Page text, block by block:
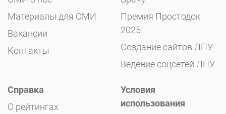
Материалы для СМИ
Вакансии
Контакты
Премия Простодок
2025
Создание сайтов ЛПУ
Ведение соцсетей ЛПУ
Справка
О рейтингах
Условия
использования